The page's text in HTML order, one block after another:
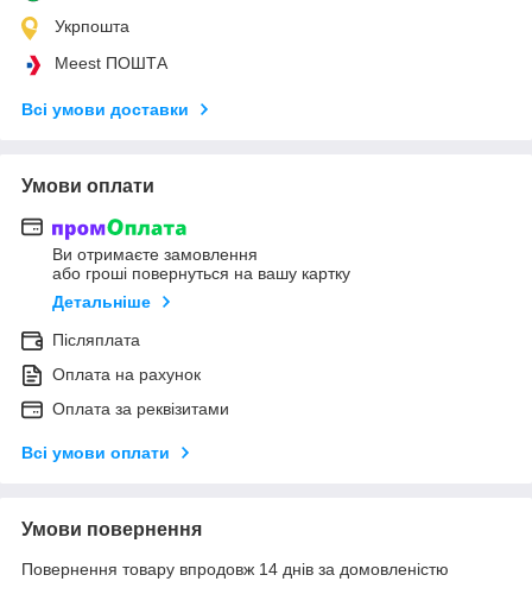
Укрпошта
Meest ПОШТА
Всі умови доставки
Умови оплати
Ви отримаєте замовлення
або гроші повернуться на вашу картку
Детальніше
Післяплата
Оплата на рахунок
Оплата за реквізитами
Всі умови оплати
Умови повернення
Повернення товару впродовж 14 днів за домовленістю